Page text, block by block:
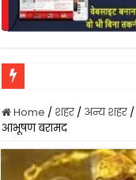
Home / शहर / अन्य शहर /
आभूषण बरामद